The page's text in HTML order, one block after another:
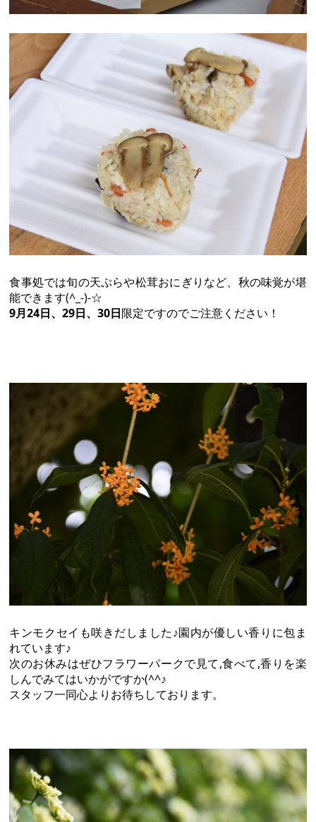
食事処では旬の天ぷらや松茸おにぎりなど、秋の味覚が堪
能できます(^_-)-☆
9月24日、29日、30日限定ですのでご注意ください！
キンモクセイも咲きだしました♪園内が優しい香りに包ま
れています♪
次のお休みはぜひフラワーパークで見て,食べて,香りを楽
しんでみてはいかがですか(^^♪
スタッフ一同心よりお待ちしております。